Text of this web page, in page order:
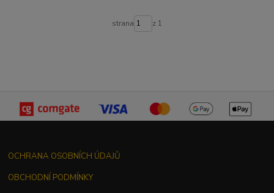
strana z 1
OCHRANA OSOBNÍCH ÚDAJŮ
OBCHODNÍ PODMÍNKY